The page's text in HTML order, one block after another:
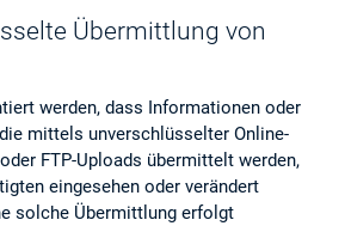
Übermittlung von
werden, dass Informationen oder
mittels unverschlüsselter Online-
FTP-Uploads übermittelt werden,
eingesehen oder verändert
solche Übermittlung erfolgt